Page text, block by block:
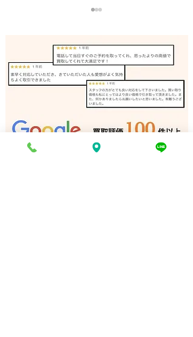
ロードバイクパーツ 出張
買取 神戸｜姫路の買取専
門店